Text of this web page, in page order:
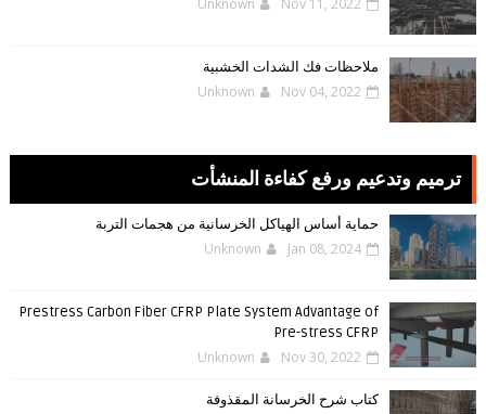
Unknown Nov 11, 2022
ملاحظات فك الشدات الخشبية
Unknown Nov 04, 2022
ترميم وتدعيم ورفع كفاءة المنشأت
حماية أساس الهياكل الخرسانية من هجمات التربة
Unknown Jan 08, 2024
Prestress Carbon Fiber CFRP Plate System Advantage of
Pre-stress CFRP
Unknown Nov 30, 2022
كتاب شرح الخرسانة المقذوفة